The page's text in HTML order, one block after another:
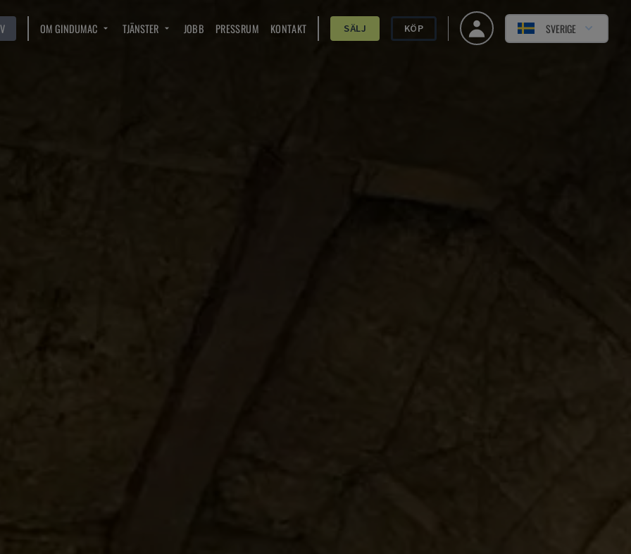
OM GINDUMAC TJÄNSTER JOBB PRESSRUM KONTAKT SÄLJ KÖP SVERIGE